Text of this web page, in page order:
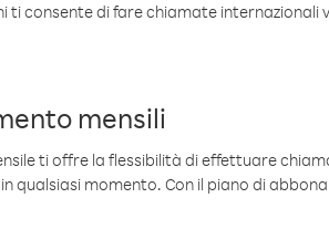
ti consente di fare chiamate
mensili
ti offre la flessibilità di effettuare
qualsiasi momento. Con il piano di